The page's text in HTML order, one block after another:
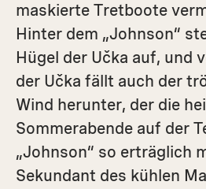
maskierte Tretboote
Hinter dem „Johnson“
Hügel der Učka auf, und
der Učka fällt auch der
Wind herunter, der die
Sommerabende auf der
„Johnson“ so erträglich
Sekundant des kühlen